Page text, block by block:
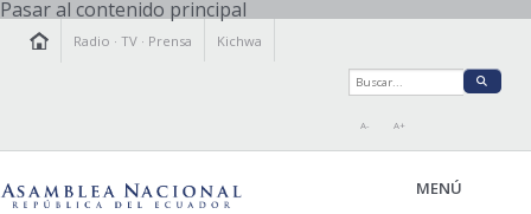
Pasar al contenido principal
Radio ·TV · Prensa Kichwa
A- A+
MENÚ